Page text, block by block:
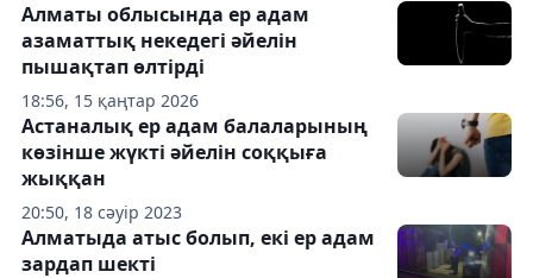
18:56, 15 қаңтар 2026
Алматы облысында ер адам
азаматтық некедегі әйелін
пышақтап өлтірді
20:50, 18 сәуір 2023
Астаналық ер адам балаларының
көзінше жүкті әйелін соққыға
жыққан
Алматыда атыс болып, екі ер адам
зардап шекті